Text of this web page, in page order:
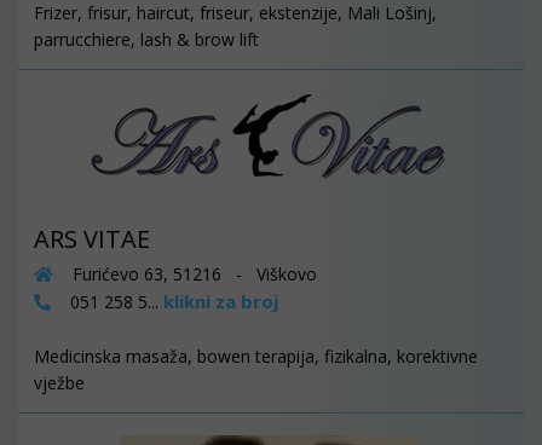
Frizer, frisur, haircut, friseur, ekstenzije, Mali Lošinj,
parrucchiere, lash & brow lift
ARS VITAE
Furićevo 63, 51216 - Viškovo
051 258 5... klikni za broj
Medicinska masaža, bowen terapija, fizikalna, korektivne
vježbe